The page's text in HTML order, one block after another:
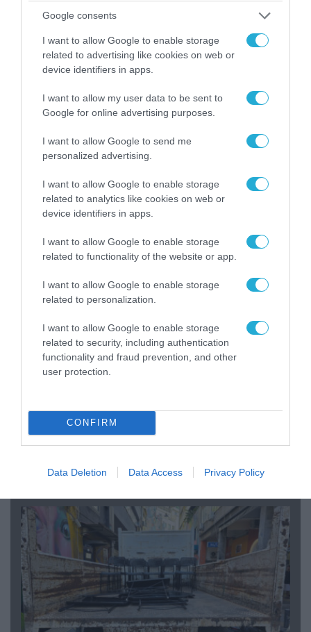
Google consents
I want to allow Google to enable storage
related to advertising like cookies on web or
device identifiers in apps.
I want to allow my user data to be sent to
Google for online advertising purposes.
I want to allow Google to send me
personalized advertising.
I want to allow Google to enable storage
related to analytics like cookies on web or
device identifiers in apps.
I want to allow Google to enable storage
related to functionality of the website or app.
I want to allow Google to enable storage
related to personalization.
I want to allow Google to enable storage
related to security, including authentication
functionality and fraud prevention, and other
user protection.
CONFIRM
Data Deletion Data Access Privacy Policy
ΠΟΛΙΤΙΚΗ
08.08.2026 | 09:02
«Η απόλυτη τραγωδία»: Η «αιχμηρή» ανάρτηση
07.08.2026 | 20:02
Ο Γιάννης Αλαφούζος «τέλειωσε» τον
Κωνσταντίνο Ζούλα από τον ΣΚΑΪ – Ο λόγος της
απομάκρυνσής του